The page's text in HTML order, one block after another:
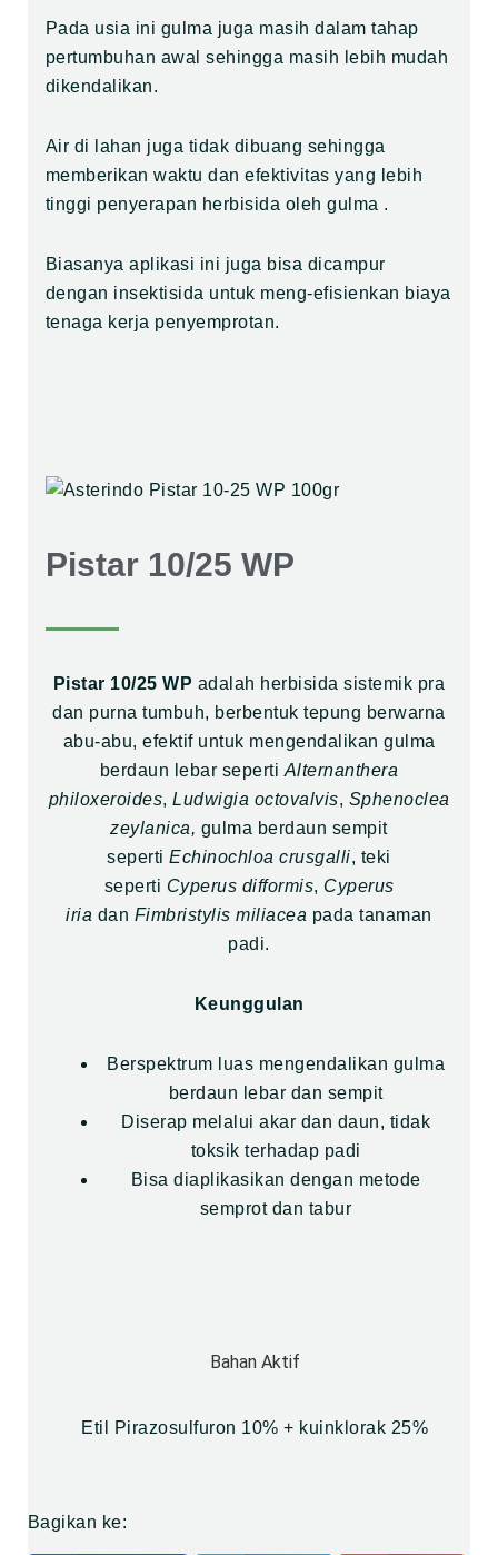
Pada usia ini gulma juga masih dalam tahap
pertumbuhan awal sehingga masih lebih mudah
dikendalikan.
Air di lahan juga tidak dibuang sehingga
memberikan waktu dan efektivitas yang lebih
tinggi penyerapan herbisida oleh gulma .
Biasanya aplikasi ini juga bisa dicampur
dengan insektisida untuk meng-efisienkan biaya
tenaga kerja penyemprotan.
Pistar 10/25 WP
Pistar 10/25 WP adalah herbisida sistemik pra
dan purna tumbuh, berbentuk tepung berwarna
abu-abu, efektif untuk mengendalikan gulma
berdaun lebar seperti Alternanthera
philoxeroides, Ludwigia octovalvis, Sphenoclea
zeylanica, gulma berdaun sempit
sepertiEchinochloa crusgalli, teki
seperti Cyperus difformis, Cyperus
iria dan Fimbristylis miliacea pada tanaman
padi.
Keunggulan
Berspektrum luas mengendalikan gulma
berdaun lebar dan sempit
Diserap melalui akar dan daun, tidak
toksik terhadap padi
Bisa diaplikasikan dengan metode
semprot dan tabur
Bahan Aktif
Etil Pirazosulfuron 10% + kuinklorak 25%
Bagikan ke: